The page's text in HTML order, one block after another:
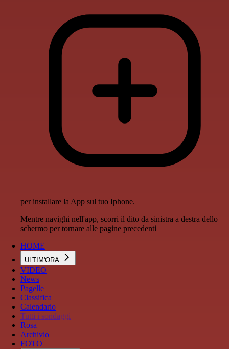
per installare la App sul tuo Iphone.
Mentre navighi nell'app, scorri il dito da sinistra a destra dello
schermo per tornare alle pagine precedenti
HOME
ULTIM'ORA
VIDEO
News
Pagelle
Classifica
Calendario
Tutti i sondaggi
Rosa
Archivio
FOTO